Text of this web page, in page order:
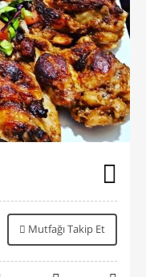
Mutfağı Takip Et